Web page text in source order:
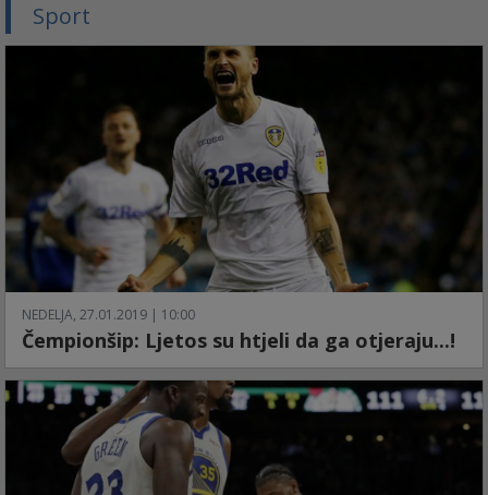
Sport
NEDELJA, 27.01.2019 | 10:00
Čempionšip: Ljetos su htjeli da ga otjeraju...!